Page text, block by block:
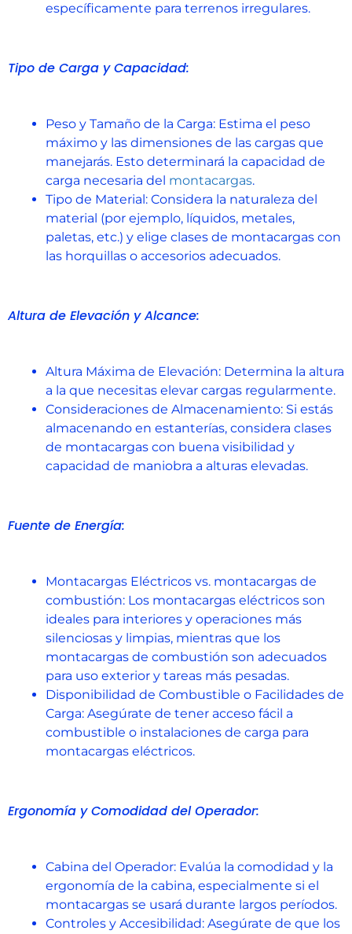
específicamente para terrenos irregulares.
Tipo de Carga y Capacidad:
Peso y Tamaño de la Carga: Estima el peso
máximo y las dimensiones de las cargas que
manejarás. Esto determinará la capacidad de
carga necesaria del montacargas.
Tipo de Material: Considera la naturaleza del
material (por ejemplo, líquidos, metales,
paletas, etc.) y elige clases de montacargas con
las horquillas o accesorios adecuados.
Altura de Elevación y Alcance:
Altura Máxima de Elevación: Determina la altura
a la que necesitas elevar cargas regularmente.
Consideraciones de Almacenamiento: Si estás
almacenando en estanterías, considera clases
de montacargas con buena visibilidad y
capacidad de maniobra a alturas elevadas.
Fuente de Energía:
Montacargas Eléctricos vs. montacargas de
combustión: Los montacargas eléctricos son
ideales para interiores y operaciones más
silenciosas y limpias, mientras que los
montacargas de combustión son adecuados
para uso exterior y tareas más pesadas.
Disponibilidad de Combustible o Facilidades de
Carga: Asegúrate de tener acceso fácil a
combustible o instalaciones de carga para
montacargas eléctricos.
Ergonomía y Comodidad del Operador:
Cabina del Operador: Evalúa la comodidad y la
ergonomía de la cabina, especialmente si el
montacargas se usará durante largos períodos.
Controles y Accesibilidad: Asegúrate de que los